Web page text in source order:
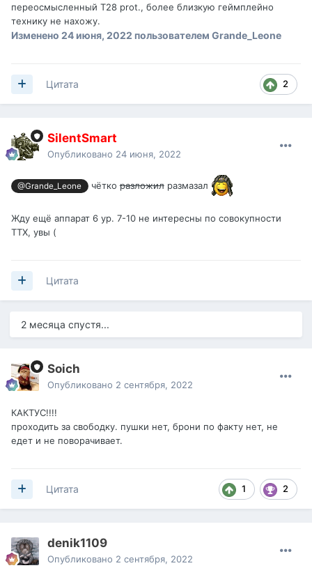
переосмысленный Т28 prot., более близкую геймплейно
технику не нахожу.
Изменено 24 июня, 2022 пользователем Grande_Leone
2
Цитата
SilentSmart
Опубликовано 24 июня, 2022
@Grande_Leone чёткоразложилразмазал
Жду ещё аппарат 6 ур. 7-10 не интересны по совокупности
ТТХ, увы (
Цитата
2 месяца спустя...
Soich
Опубликовано 2 сентября, 2022
КАКТУС!!!!
проходить за свободку. пушки нет, брони по факту нет, не
едет и не поворачивает.
1 2
Цитата
denik1109
Опубликовано 2 сентября, 2022